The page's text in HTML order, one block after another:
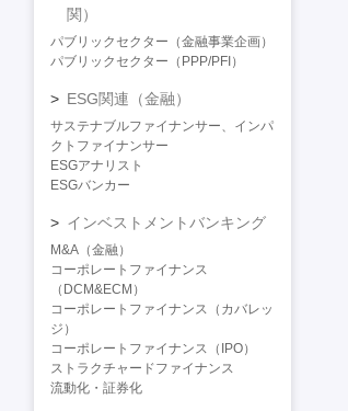
関）
パブリックセクター（金融事業企画）
パブリックセクター（PPP/PFI）
ESG関連（金融）
サステナブルファイナンサー、インパ
クトファイナンサー
ESGアナリスト
ESGバンカー
インベストメントバンキング
M&A（金融）
コーポレートファイナンス
（DCM&ECM）
コーポレートファイナンス（カバレッ
ジ）
コーポレートファイナンス（IPO）
ストラクチャードファイナンス
流動化・証券化